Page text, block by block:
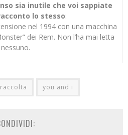
sia inutile che voi sappiate
lo stesso:
nel 1994 con una macchina
dei Rem. Non l’ha mai letta
nessuno.
raccolta you and i